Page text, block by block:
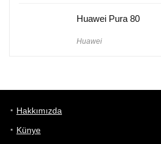
Huawei Pura 80
Huawei
Hakkımızda
Künye